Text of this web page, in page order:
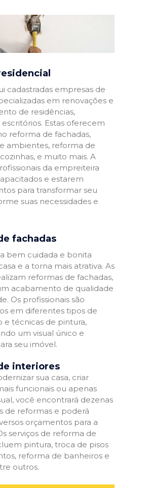
cadastradas empresas de
em renovações e
de residências,
Estas oferecem
reforma de fachadas,
ambientes, reforma de
e muito mais. A
da empreiteira
e estarem
para transformar seu
suas necessidades e
fachadas
bem cuidada e bonita
e a torna mais atrativa. As
reformas de fachadas,
acabamento de qualidade
Os profissionais são
em diferentes tipos de
e técnicas de pintura,
um visual único e
seu imóvel.
interiores
sua casa, criar
funcionais ou apenas
você encontrará dezenas
de reformas e poderá
orçamentos para a
serviços de reforma de
pintura, troca de pisos
reforma de banheiros e
outros.